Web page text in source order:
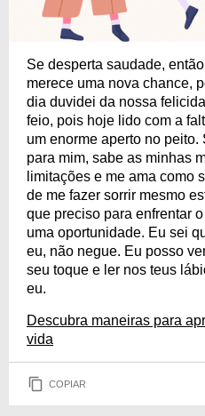
Se desperta saudade,
merece uma nova chance,
dia duvidei da nossa
feio, pois hoje lido com a
um enorme aperto no
para mim, sabe as minhas
limitações e me ama como
de me fazer sorrir mesmo
que preciso para enfrentar
uma oportunidade. Eu sei
eu, não negue. Eu posso
seu toque e ler nos teus
eu.
Descubra maneiras para
vida
COPIAR